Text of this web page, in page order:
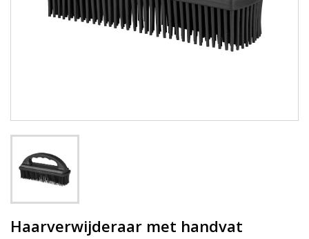
Haarverwijderaar met handvat